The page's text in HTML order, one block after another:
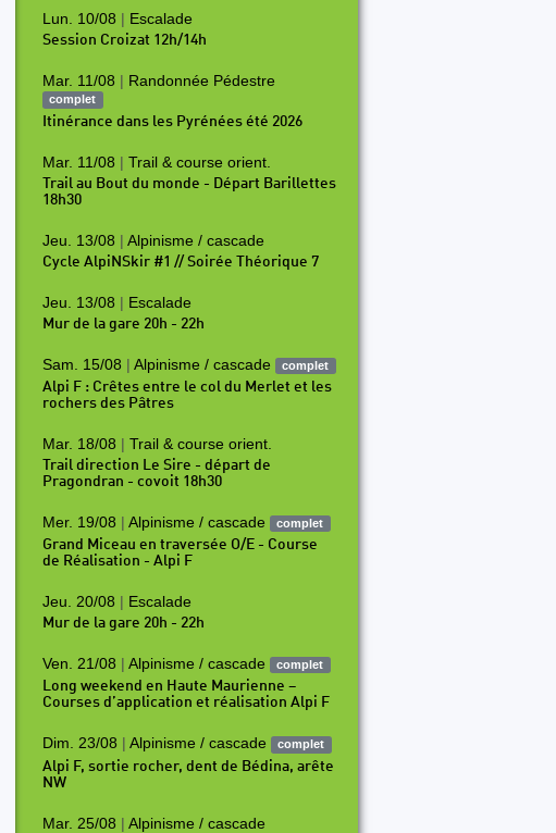
Lun. 10/08 | Escalade
Session Croizat 12h/14h
Mar. 11/08 | Randonnée Pédestre
complet
Itinérance dans les Pyrénées été 2026
Mar. 11/08 | Trail & course orient.
Trail au Bout du monde - Départ Barillettes
18h30
Jeu. 13/08 | Alpinisme / cascade
Cycle AlpiNSkir #1 // Soirée Théorique 7
Jeu. 13/08 | Escalade
Mur de la gare 20h - 22h
Sam. 15/08 | Alpinisme / cascade complet
Alpi F : Crêtes entre le col du Merlet et les
rochers des Pâtres
Mar. 18/08 | Trail & course orient.
Trail direction Le Sire - départ de
Pragondran - covoit 18h30
Mer. 19/08 | Alpinisme / cascade complet
Grand Miceau en traversée O/E - Course
de Réalisation - Alpi F
Jeu. 20/08 | Escalade
Mur de la gare 20h - 22h
Ven. 21/08 | Alpinisme / cascade complet
Long weekend en Haute Maurienne –
Courses d’application et réalisation Alpi F
Dim. 23/08 | Alpinisme / cascade complet
Alpi F, sortie rocher, dent de Bédina, arête
NW
Mar. 25/08 | Alpinisme / cascade